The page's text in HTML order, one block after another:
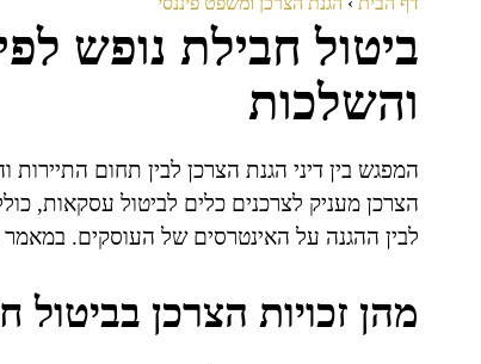
ביטול חבילת נופש
והשלכות
המפגש בין דיני הגנת הצרכן לבין תחום התיירות
הצרכן מעניק לצרכנים כלים לביטול עסקאות,
לבין ההגנה על האינטרסים של העוסקים. במאמר
מהן זכויות הצרכן בביטול